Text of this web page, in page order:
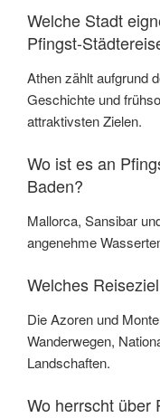
Welche Stadt
Pfingst-
Athen zählt aufgrund
Geschichte und
attraktivsten Zielen.
Wo ist es an
Baden?
Mallorca, Sansibar
angenehme
Welches
Die Azoren und
Wanderwegen,
Landschaften.
Wo herrscht über